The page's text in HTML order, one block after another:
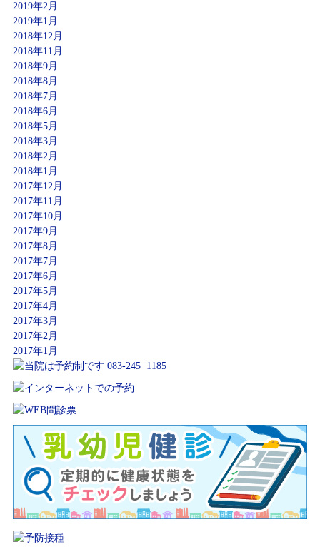
2019年2月
2019年1月
2018年12月
2018年11月
2018年9月
2018年8月
2018年7月
2018年6月
2018年5月
2018年3月
2018年2月
2018年1月
2017年12月
2017年11月
2017年10月
2017年9月
2017年8月
2017年7月
2017年6月
2017年5月
2017年4月
2017年3月
2017年2月
2017年1月